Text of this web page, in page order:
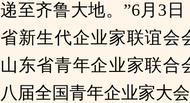
递至齐鲁大地。”6月3
省新生代企业家联谊会
山东省青年企业家联合
八届全国青年企业家大会